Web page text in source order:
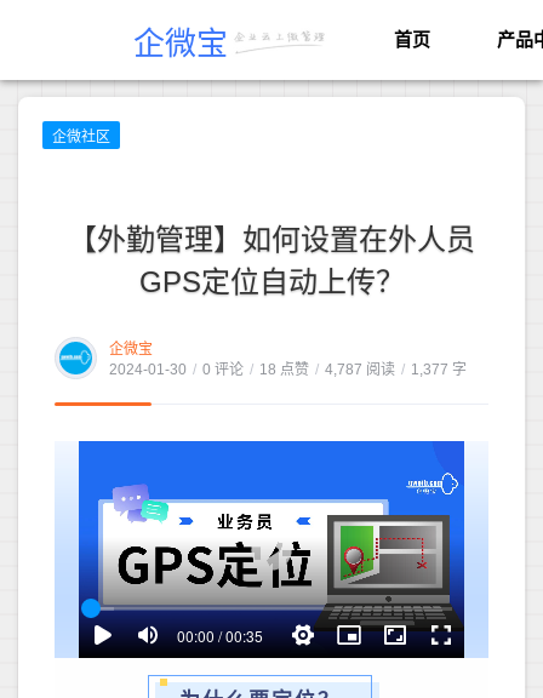
企微宝 首页 产品
企微社区
【外勤管理】如何设置在外人员
GPS定位自动上传？
企微宝
2024-01-30 / 0 评论 / 18 点赞 / 4,787 阅读 / 1,377 字